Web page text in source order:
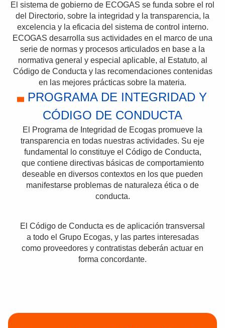
El sistema de gobierno de ECOGAS se funda sobre el rol
del Directorio, sobre la integridad y la transparencia, la
excelencia y la eficacia del sistema de control interno.
ECOGAS desarrolla sus actividades en el marco de una
serie de normas y procesos articulados en base a la
normativa general y especial aplicable, al Estatuto, al
Código de Conducta y las recomendaciones contenidas
en las mejores prácticas sobre la materia.
PROGRAMA DE INTEGRIDAD Y
CÓDIGO DE CONDUCTA
El Programa de Integridad de Ecogas promueve la
transparencia en todas nuestras actividades. Su eje
fundamental lo constituye el Código de Conducta,
que contiene directivas básicas de comportamiento
deseable en diversos contextos en los que pueden
manifestarse problemas de naturaleza ética o de
conducta.
El Código de Conducta es de aplicación transversal
a todo el Grupo Ecogas, y las partes interesadas
como proveedores y contratistas deberán actuar en
forma concordante.